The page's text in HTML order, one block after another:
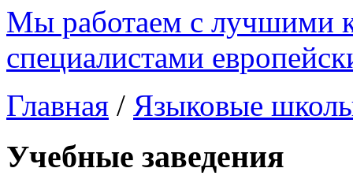
Мы работаем с лучшими
специалистами
Главная / Языковые
Учебные заведения